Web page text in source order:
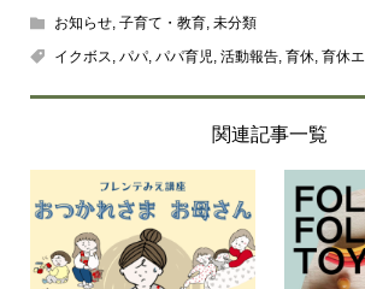
お知らせ, 子育て・教育, 未分類
イクボス, パパ, パパ育児, 活動報告, 育休, 育休
関連記事一覧